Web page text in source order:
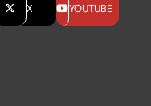
X YOUTUBE